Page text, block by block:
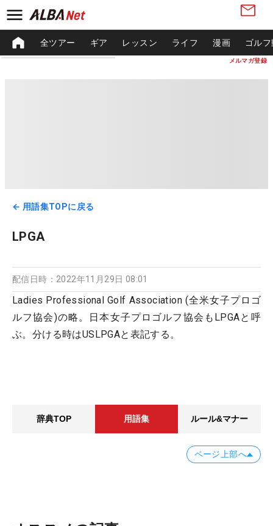
メルマガ登録
全ツアー ギア レッスン ライフ 漫画 ゴル
← 用語集TOPに戻る
LPGA
配信日時： 2022年11月29日 08:01
Ladies Professional Golf Association (全米女子プロゴ
ルフ協会)の略。日本女子プロゴルフ協会もLPGAと呼
ぶ。分ける時はUSLPGAと表記する。
辞典TOP 用語集 ルール&マナー
ページ上部へ